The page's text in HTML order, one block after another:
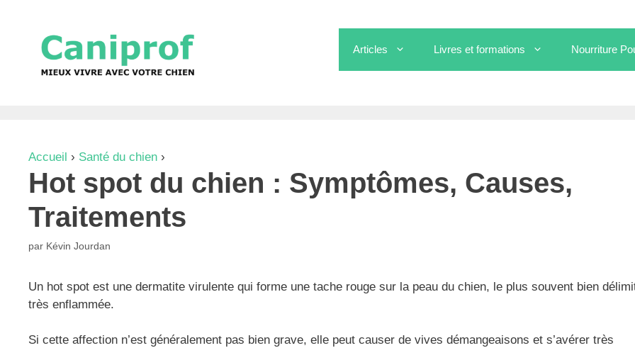
Articles Livres et formations Nourriture
Accueil › Santé du chien ›
Hot spot du chien : Symptômes, Causes,
Traitements
par Kévin Jourdan
Un hot spot est une dermatite virulente qui forme une tache rouge sur la peau du chien, le plus souvent bien
très enflammée.
Si cette affection n’est généralement pas bien grave, elle peut causer de vives démangeaisons et s’avérer très